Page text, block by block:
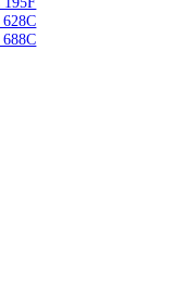
LC 185
LC 195F
LS 628C
LS 688C